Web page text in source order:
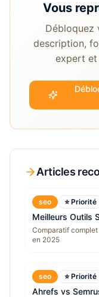
Vous
Débloquez
description,
expert et
Articles
seo ⭐ Priorité
Meilleurs Outils
Comparatif
en 2025
seo ⭐ Priorité
Ahrefs vs